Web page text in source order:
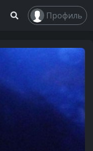
Профиль